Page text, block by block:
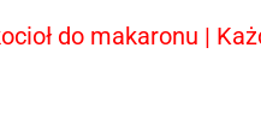
do makaronu |